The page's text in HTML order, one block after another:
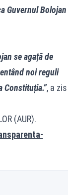
Guvernul Bolojan
se agață de
noi reguli
Constituția.”, a zis
(AUR).